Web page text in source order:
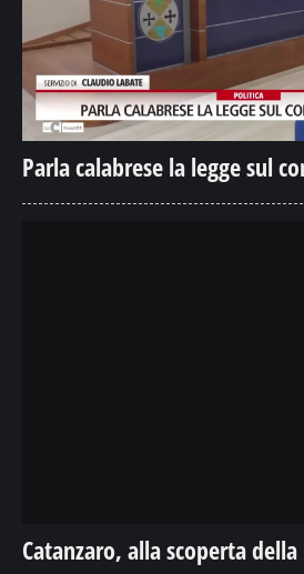
Parla calabrese la legge sul
Catanzaro, alla scoperta